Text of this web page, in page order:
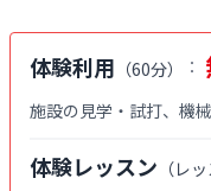
体験利用 （60分） ：
施設の見学・試打、機
体験レッスン （レ